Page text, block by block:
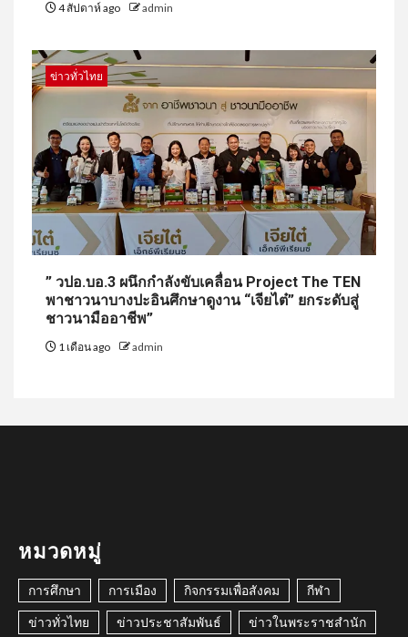
4 สัปดาห์ ago admin
ข่าวทั่วไทย
” วปอ.บอ.3 ผนึกกำลังขับเคลื่อน Project The TEN
พาชาวนาบางปะอินศึกษาดูงาน “เจียไต๋” ยกระดับสู่
ชาวนามืออาชีพ”
1 เดือน ago admin
หมวดหมู่
การศึกษา การเมือง กิจกรรมเพื่อสังคม กีฬา
ข่าวทั่วไทย ข่าวประชาสัมพันธ์ ข่าวในพระราชสำนัก